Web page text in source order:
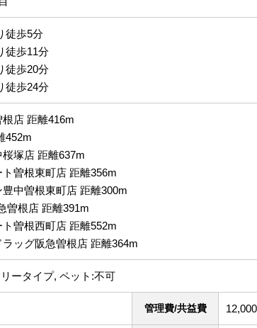
徒歩5分
徒歩11分
徒歩20分
徒歩24分
店 距離416m
452m
塚店 距離637m
曽根東町店 距離356m
中曽根東町店 距離300m
曽根店 距離391m
曽根西町店 距離552m
ッグ阪急曽根店 距離364m
ータイプ, ペット:不可
管理費/共益費